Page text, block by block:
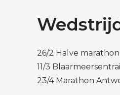
26/2 Halve
11/3
23/4 Marathon